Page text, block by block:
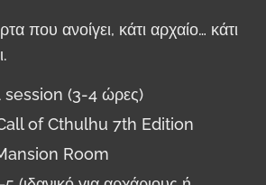
που ανοίγει, κάτι αρχαίο… κάτι
session (3-4 ώρες)
of Cthulhu 7th Edition
Room